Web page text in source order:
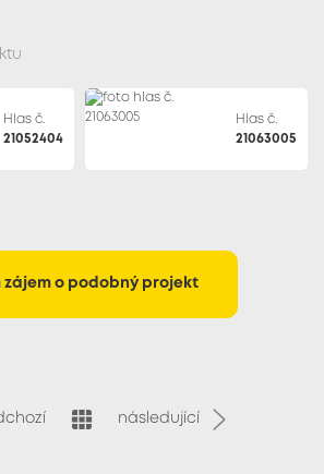
Hlas č.
21052404
Hlas č.
21063005
zájem o podobný projekt
následující